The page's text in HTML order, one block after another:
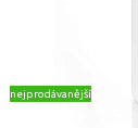
nejprodávanější